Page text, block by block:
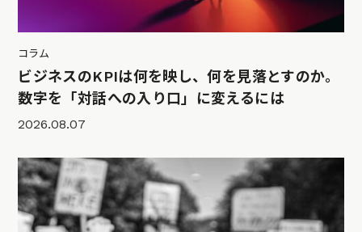
コラム
ビジネスのKPIは何を映し、何を見落とすのか。
数字を「対話への入り口」に変えるには
2026.08.07